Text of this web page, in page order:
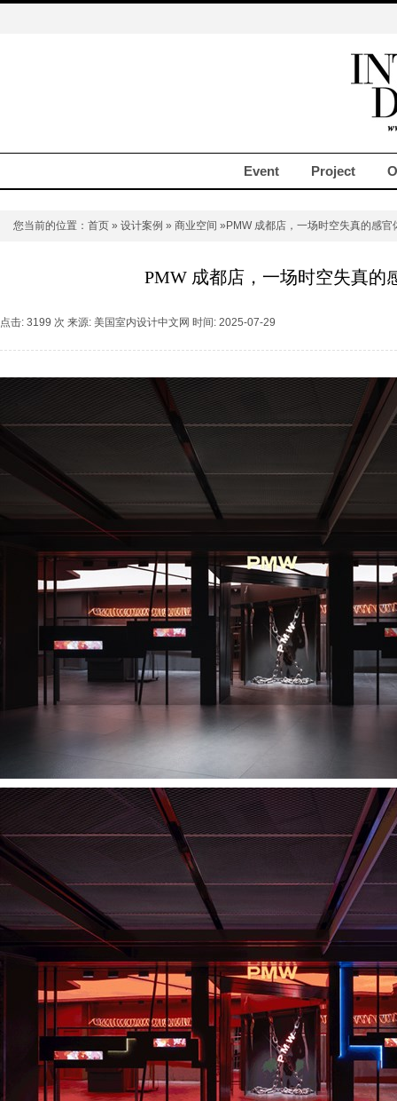
Event Project
您当前的位置： 首页 » 设计案例 » 商业空间 »PMW 成都店，一场时空失真的感官
PMW 成都店，一场时空失真的
点击: 3199 次 来源: 美国室内设计中文网 时间: 2025-07-29